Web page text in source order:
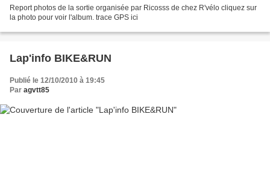
Report photos de la sortie organisée par Ricosss de chez R'vélo cliquez sur
la photo pour voir l'album. trace GPS ici
Lap'info BIKE&RUN
Publié le 12/10/2010 à 19:45
Par agvtt85